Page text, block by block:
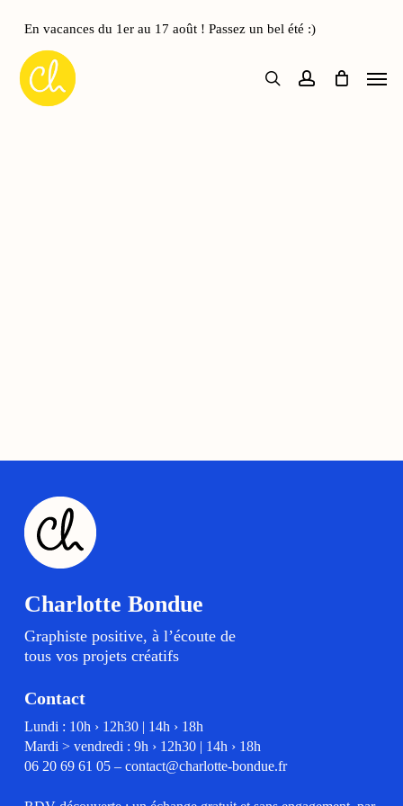
content
En vacances du 1er au 17 août ! Passez un bel été :)
search account Menu
Charlotte Bondue
Graphiste positive, à l’écoute de
tous vos projets créatifs
Contact
Lundi : 10h › 12h30 | 14h › 18h
Mardi > vendredi : 9h › 12h30 | 14h › 18h
06 20 69 61 05– contact@charlotte-bondue.fr